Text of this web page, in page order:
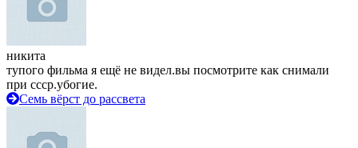
никита
тупого фильма я ещё не видел.вы посмотрите как снимали
при ссср.убогие.
Семь вёрст до рассвета